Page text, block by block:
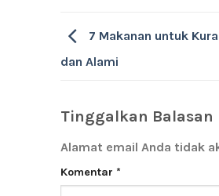
7 Makanan untuk
dan Alami
Tinggalkan Balasan
Alamat email Anda tidak
Komentar *